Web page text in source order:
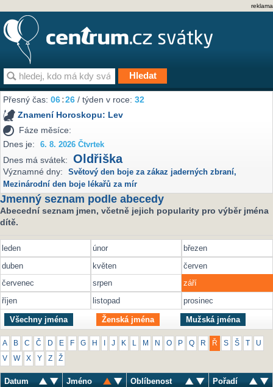
reklama
Přesný čas:06:26 / týden v roce:32
Znamení Horoskopu: Lev
Fáze měsíce:
Dnes je:
6. 8. 2026 Čtvrtek
Dnes má svátek: Oldřiška
Významné dny: Světový den boje za zákaz jaderných zbraní,
Mezinárodní den boje lékařů za mír
Jmenný seznam podle abecedy
Abecední seznam jmen, včetně jejich popularity pro výběr jména
dítě.
leden únor
březen
duben
květen
červen
červenec
srpen
září
říjen
listopad prosinec
Všechny jména Ženská jména Mužská jména
A B C Č D E F G H J K M N O P Q R Ř S Š U
V W X Y Z Ž
Datum Jméno Oblíbenost Pořadí